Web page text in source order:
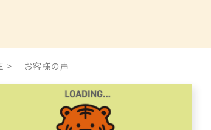
お客様の声